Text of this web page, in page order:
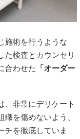
施術を行うような
た検査とカウンセリ
合わせた
「オーダー
、非常にデリケート
を傷めないよう、
チを徹底していま